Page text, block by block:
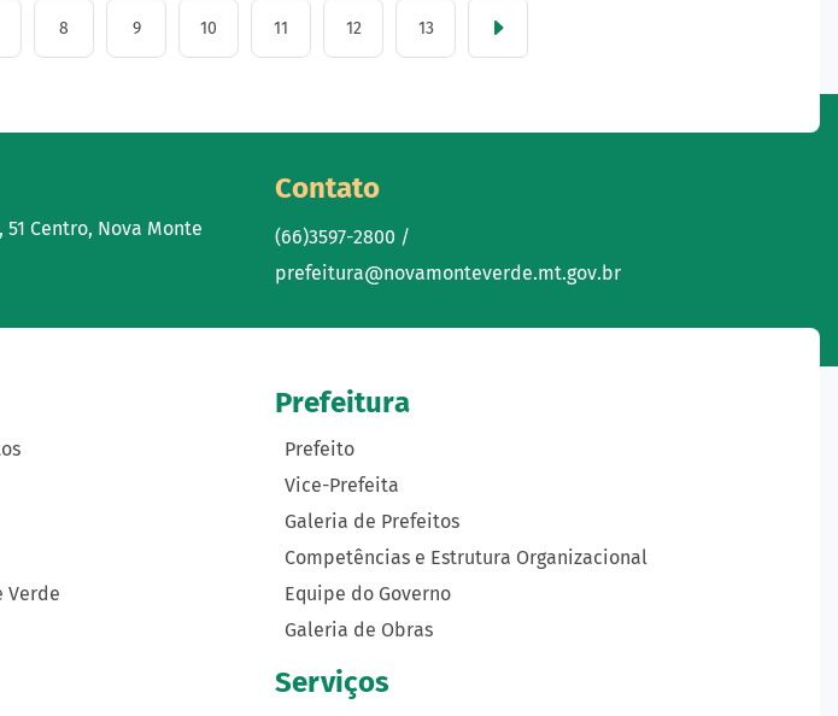
8 9 10 11 12 13
Centro, Nova Monte
Contato
(66)3597-2800 /
prefeitura@novamonteverde.mt.gov.br
Verde
Prefeitura
Prefeito
Vice-Prefeita
Galeria de Prefeitos
Competências e Estrutura Organizacional
Equipe do Governo
Galeria de Obras
Serviços